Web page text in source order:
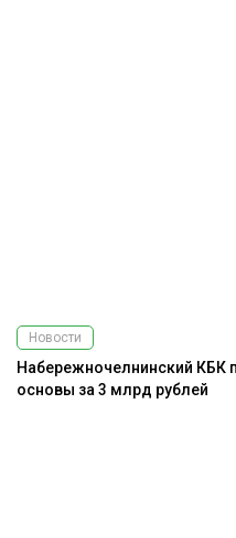
Новости
Набережночелнинский КБК
основы за 3 млрд рублей